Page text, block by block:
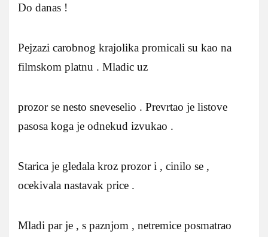
Do danas !
Pejzazi carobnog krajolika promicali su kao na
filmskom platnu . Mladic uz
prozor se nesto sneveselio . Prevrtao je listove
pasosa koga je odnekud izvukao .
Starica je gledala kroz prozor i , cinilo se ,
ocekivala nastavak price .
Mladi par je , s paznjom , netremice posmatrao